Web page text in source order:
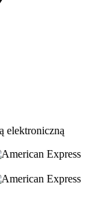
elektroniczną